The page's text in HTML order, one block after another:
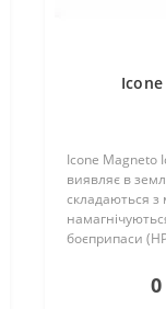
Icone Magneto
виявляє в
складаються з
боєприпаси
шпунтових
Виявлення